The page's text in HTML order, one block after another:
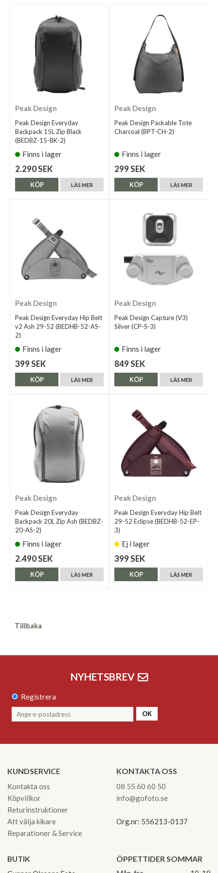
Peak Design
Peak Design Everyday
Backpack 15L Zip Black
(BEDBZ-15-BK-2)
Finns i lager
2.290 SEK
LÄS MER
KÖP
Peak Design
Peak Design Packable Tote
Charcoal (BPT-CH-2)
Finns i lager
299 SEK
LÄS MER
KÖP
Peak Design
Peak Design Everyday Hip Belt
v2 Ash 29-52 (BEDHB-52-AS-
2)
Finns i lager
399 SEK
LÄS MER
KÖP
Peak Design
Peak Design Capture (V3)
Silver (CP-S-3)
Finns i lager
849 SEK
LÄS MER
KÖP
Peak Design
Peak Design Everyday
Backpack 20L Zip Ash (BEDBZ-
20-AS-2)
Finns i lager
2.490 SEK
LÄS MER
KÖP
Peak Design
Peak Design Everyday Hip Belt
29-52 Eclipse (BEDHB-52-EP-
3)
Ej i lager
399 SEK
LÄS MER
KÖP
Tillbaka
NYHETSBREV
Registrera
OK
KUNDSERVICE
Kontakta oss
Köpvillkor
Returinstruktioner
Att välja kikare
Reparationer & Service
KONTAKTA OSS
08 55 60 60 50
info@gofoto.se
Org.nr: 556213-0137
BUTIK ÖPPETTIDER SOMMAR